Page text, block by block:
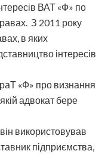
ВАТ «Ф» по
З 2011 року
в яких
інтересів
«Ф» про визнання
адвокат бере
використовував
підприємства,